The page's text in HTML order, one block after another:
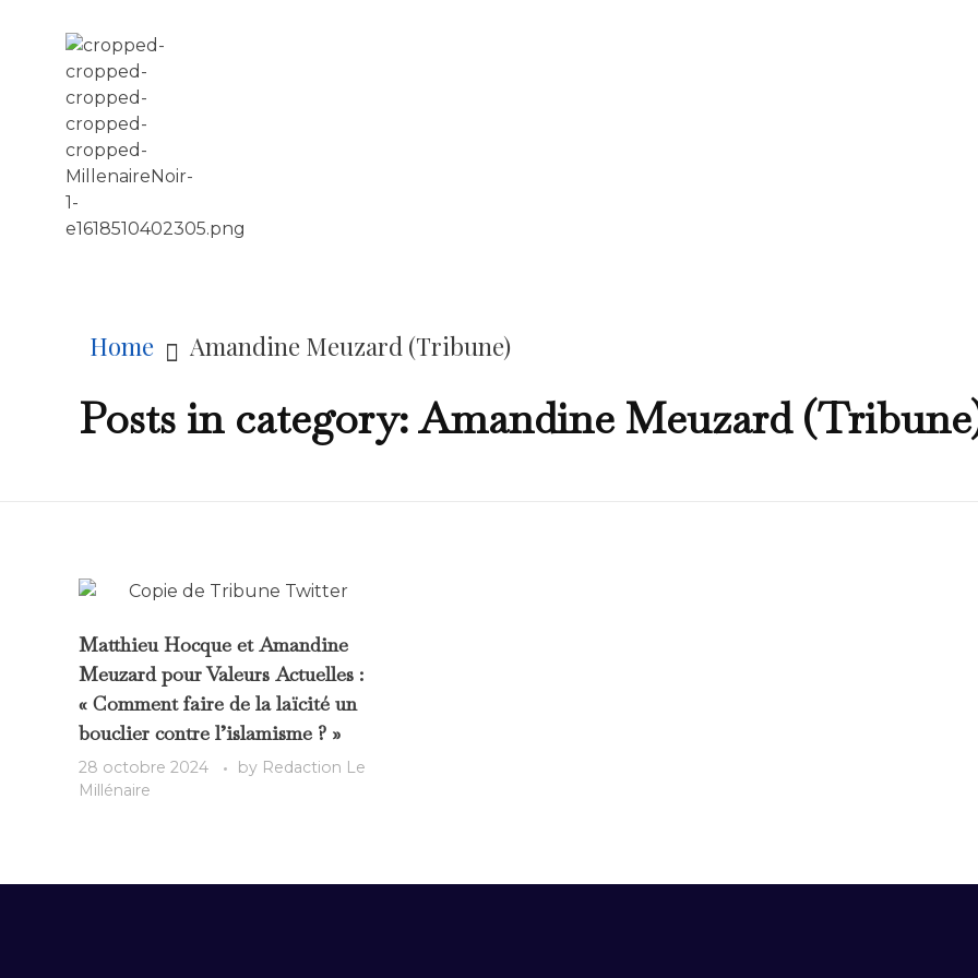
Home Amandine Meuzard (Tribune)
Posts in category: Amandine Meuzard
Matthieu Hocque et Amandine
Meuzard pour Valeurs Actuelles :
« Comment faire de la laïcité un
bouclier contre l’islamisme ? »
28 octobre 2024 by Redaction Le
Millénaire